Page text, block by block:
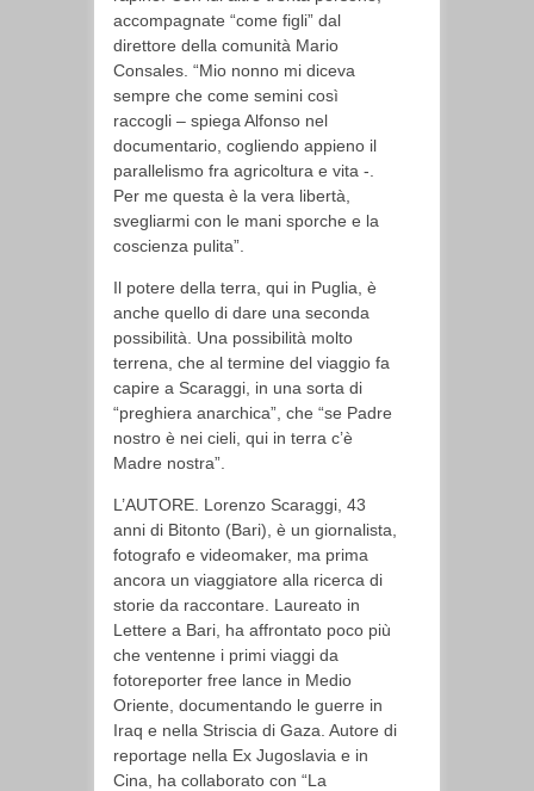
accompagnate “come figli” dal
direttore della comunità Mario
Consales. “Mio nonno mi diceva
sempre che come semini così
raccogli – spiega Alfonso nel
documentario, cogliendo appieno il
parallelismo fra agricoltura e vita -.
Per me questa è la vera libertà,
svegliarmi con le mani sporche e la
coscienza pulita”.
Il potere della terra, qui in Puglia, è
anche quello di dare una seconda
possibilità. Una possibilità molto
terrena, che al termine del viaggio fa
capire a Scaraggi, in una sorta di
“preghiera anarchica”, che “se Padre
nostro è nei cieli, qui in terra c’è
Madre nostra”.
L’AUTORE. Lorenzo Scaraggi, 43
anni di Bitonto (Bari), è un giornalista,
fotografo e videomaker, ma prima
ancora un viaggiatore alla ricerca di
storie da raccontare. Laureato in
Lettere a Bari, ha affrontato poco più
che ventenne i primi viaggi da
fotoreporter free lance in Medio
Oriente, documentando le guerre in
Iraq e nella Striscia di Gaza. Autore di
reportage nella Ex Jugoslavia e in
Cina, ha collaborato con “La